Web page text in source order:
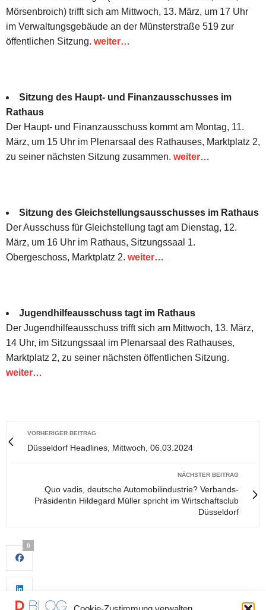
Mörsenbroich) trifft sich am Mittwoch, 13. März, um 17 Uhr
im Verwaltungsgebäude an der Münsterstraße 519 zur
öffentlichen Sitzung. weiter…
Sitzung des Haupt- und Finanzausschusses im
Rathaus
Der Haupt- und Finanzausschuss kommt am Montag, 11.
März, um 15 Uhr im Plenarsaal des Rathauses, Marktplatz 2,
zu seiner nächsten Sitzung zusammen. weiter…
Sitzung des Gleichstellungsausschusses im Rathaus
Der Ausschuss für Gleichstellung tagt am Dienstag, 12.
März, um 16 Uhr im Rathaus, Sitzungssaal 1.
Obergeschoss, Marktplatz 2. weiter…
Jugendhilfeausschuss tagt im Rathaus
Der Jugendhilfeausschuss trifft sich am Mittwoch, 13. März,
14 Uhr, im Sitzungssaal im Plenarsaal des Rathauses,
Marktplatz 2, zu seiner nächsten öffentlichen Sitzung.
weiter…
VORHERIGER BEITRAG
Düsseldorf Headlines, Mittwoch, 06.03.2024
NÄCHSTER BEITRAG
Quo vadis, deutsche Automobilindustrie? Verbands-
Präsidentin Hildegard Müller spricht im Wirtschaftsclub
Düsseldorf
0